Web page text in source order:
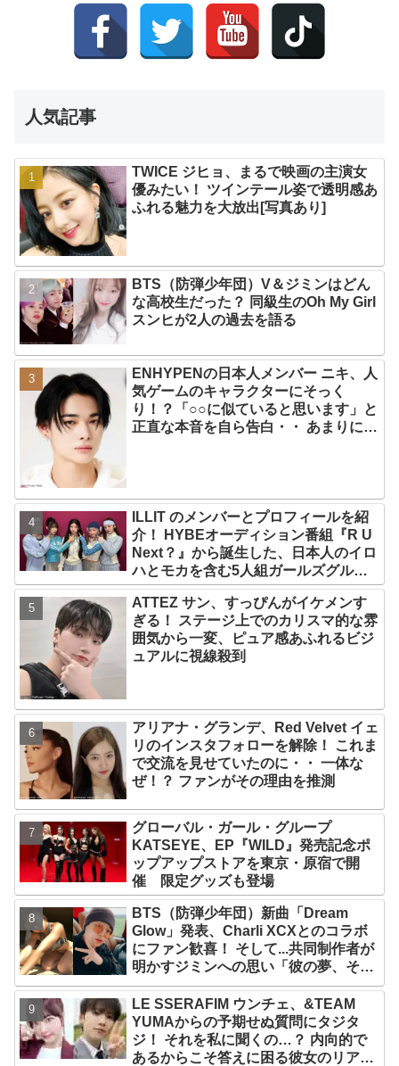
人気記事
TWICE ジヒョ、まるで映画の主演女
優みたい！ ツインテール姿で透明感あ
ふれる魅力を大放出[写真あり]
BTS（防弾少年団）V＆ジミンはどん
な高校生だった？ 同級生のOh My Girl
スンヒが2人の過去を語る
ENHYPENの日本人メンバー ニキ、人
気ゲームのキャラクターにそっく
り！？「○○に似ていると思います」と
正直な本音を自ら告白・・ あまりにも
ILLIT のメンバーとプロフィールを紹
介！ HYBEオーディション番組『R U
Next？』から誕生した、日本人のイロ
ハとモカを含む5人組ガールズグルー
プ！ デビュー曲「Magnetic」がいき
なりの大ヒット
ATTEZ サン、すっぴんがイケメンす
ぎる！ ステージ上でのカリスマ的な雰
囲気から一変、ピュア感あふれるビジ
ュアルに視線殺到
アリアナ・グランデ、Red Velvet イェ
リのインスタフォローを解除！ これま
で交流を見せていたのに・・ 一体な
ぜ！？ ファンがその理由を推測
グローバル・ガール・グループ
KATSEYE、EP『WILD』発売記念ポ
ップアップストアを東京・原宿で開
催 限定グッズも登場
BTS（防弾少年団）新曲「Dream
Glow」発表、Charli XCXとのコラボ
にファン歓喜！ そして...共同制作者が
明かすジミンへの思い「彼の夢、そし
て彼の絶望から生まれた歌」
LE SSERAFIM ウンチェ、&TEAM
YUMAからの予期せぬ質問にタジタ
ジ！ それを私に聞くの…？ 内向的で
あるからこそ答えに困る彼女のリアク